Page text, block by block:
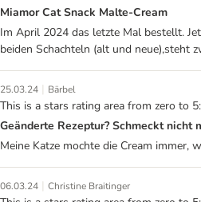
Miamor Cat Snack Malte-Cream
Im April 2024 das letzte Mal bestellt.
beiden Schachteln (alt und neue),steht
25.03.24 | Bärbel
This is a stars rating area from zero to
Geänderte Rezeptur? Schmeckt nicht
Meine Katze mochte die Cream immer,
06.03.24 | Christine Braitinger